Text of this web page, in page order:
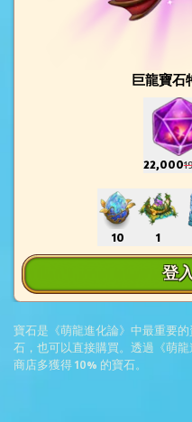
巨龍寶石
22,000
10 1
登
寶石是《萌龍進化論》中最重要
石，也可以直接購買。透過《萌
商店多獲得 10% 的寶石。